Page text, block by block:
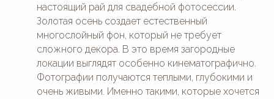
настоящий рай для свадебной фотосессии.
Золотая осень создает естественный
многослойный фон, который не требует
сложного декора. В это время загородные
локации выглядят особенно кинематографично.
Фотографии получаются теплыми, глубокими и
очень живыми. Именно такими, которые хочется